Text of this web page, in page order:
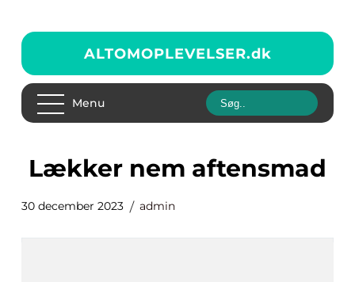
ALTOMOPLEVELSER.dk
Menu
lækker nem aftensmad
30 december 2023 admin